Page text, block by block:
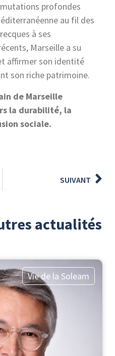
profondes
au fil des
à ses
Marseille a su
affirmer son identité
son riche patrimoine.
de Marseille
la durabilité, la
sociale.
SUIVANT
actualités
Vie de la Soleam